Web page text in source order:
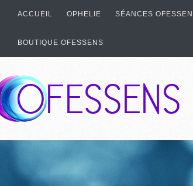
ACCUEIL OPHELIE SÉANCES
BOUTIQUE OFESSENS